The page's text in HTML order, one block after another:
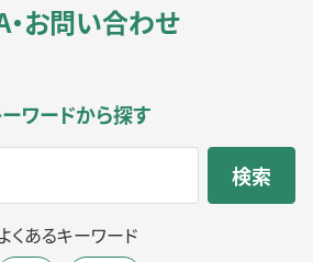
お問い合わせ
ワードから探す
くあるキーワード